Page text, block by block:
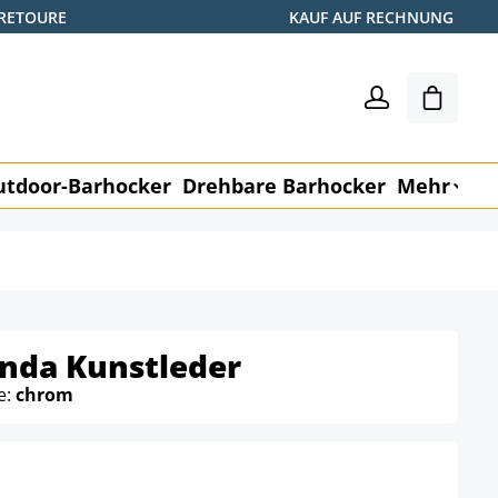
KAUF AUF RECHNUNG
Barhocker Drehbare Barhocker Mehr
Kunstleder
chrom